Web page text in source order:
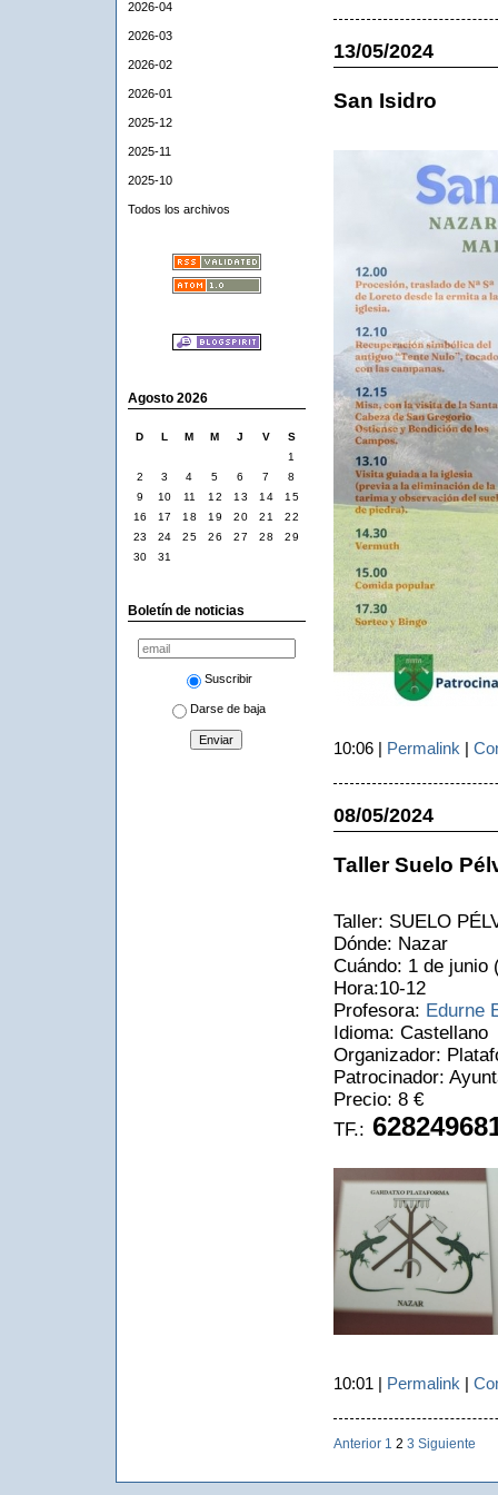
2026-04
2026-03
2026-02
2026-01
2025-12
2025-11
2025-10
Todos los archivos
Agosto 2026
D L M M J V
S
1
2
3 4 5 6 7
8
9
10 11 12 13 14
15
16
17 18 19 20 21
22
23
24 25 26 27 28
29
30
31
Boletín de noticias
Suscribir
Darse de baja
13/05/2024
San Isidro
10:06 | Permalink |
08/05/2024
Taller Suelo
Taller: SUELO
Dónde: Nazar
Cuándo: 1 de junio
Hora:10-12
Profesora: Edurne
Idioma: Castellano
Organizador:
Patrocinador:
Precio: 8 €
TF.:
10:01 | Permalink |
Anterior 1 2 3 Siguiente